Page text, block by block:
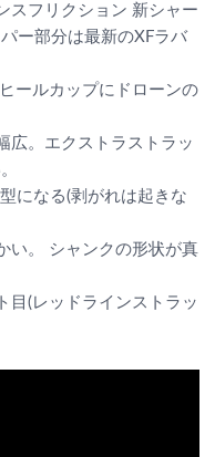
スフリクション 新シャー
ー部分は最新のXFラバ
ールカップにドローンの
広。エクストラストラッ
になる(剥がれは起きな
い。 シャンクの形状が真
目(レッドラインストラッ